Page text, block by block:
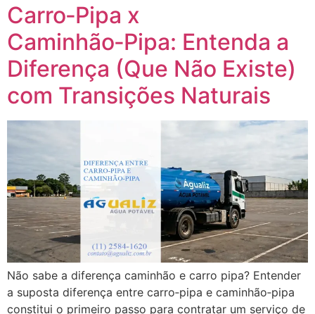
Carro‑Pipa x
Caminhão‑Pipa: Entenda a
Diferença (Que Não Existe)
com Transições Naturais
Não sabe a diferença caminhão e carro pipa? Entender
a suposta diferença entre carro‑pipa e caminhão‑pipa
constitui o primeiro passo para contratar um serviço de